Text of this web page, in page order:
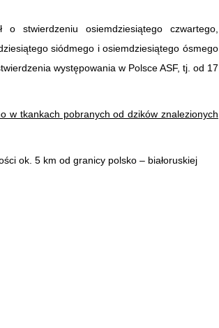
stwierdzeniu osiemdziesiątego czwartego,
siódmego i osiemdziesiątego ósmego
występowania w Polsce ASF, tj. od 17
w tkankach pobranych od dzików znalezionych
ok. 5 km od granicy polsko – białoruskiej